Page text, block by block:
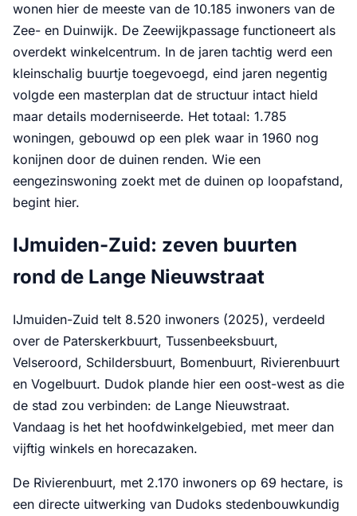
wonen hier de meeste van de 10.185 inwoners van de
Zee- en Duinwijk. De Zeewijkpassage functioneert als
overdekt winkelcentrum. In de jaren tachtig werd een
kleinschalig buurtje toegevoegd, eind jaren negentig
volgde een masterplan dat de structuur intact hield
maar details moderniseerde. Het totaal: 1.785
woningen, gebouwd op een plek waar in 1960 nog
konijnen door de duinen renden. Wie een
eengezinswoning zoekt met de duinen op loopafstand,
begint hier.
IJmuiden-Zuid: zeven buurten
rond de Lange Nieuwstraat
IJmuiden-Zuid telt 8.520 inwoners (2025), verdeeld
over de Paterskerkbuurt, Tussenbeeksbuurt,
Velseroord, Schildersbuurt, Bomenbuurt, Rivierenbuurt
en Vogelbuurt. Dudok plande hier een oost-west as die
de stad zou verbinden: de Lange Nieuwstraat.
Vandaag is het het hoofdwinkelgebied, met meer dan
vijftig winkels en horecazaken.
De Rivierenbuurt, met 2.170 inwoners op 69 hectare, is
een directe uitwerking van Dudoks stedenbouwkundig